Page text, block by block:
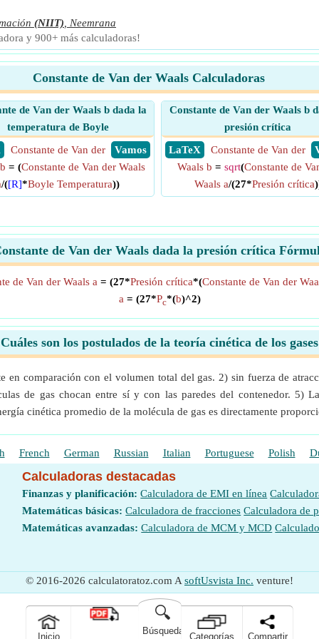
(NIIT)
Neemrana
y 900+ más calculadoras!
Constante de Van der Waals Calculadoras
de Van der Waals b dada la
temperatura de Boyle
​ Vamos
Constante de Van der
= (Constante de Van der Waals
/([R]*Boyle Temperatura))
Constante de Van der Waals b
presión crítica
​ LaTeX
Constante de Van der
Waals b = sqrt(Constante de
Waals a/(27*Presión crítica
de Van der Waals dada la presión crítica
de Van der Waals a = (27*Presión crítica*(Constante de Van der
a = (27*Pc*(b)^2)
son los postulados de la teoría cinética de los
comparación con el volumen total del gas. 2) sin fuerza de
de gas chocan entre sí y con las paredes del contenedor. 5)
cinética promedio de la molécula de gas es directamente
French German Russian Italian Portuguese Polish
Calculadoras destacadas
Finanzas y planificación: Calculadora de EMI en línea
Matemáticas básicas: Calculadora de fracciones Calculadora de
Matemáticas avanzadas: Calculadora de MCM y MCD
© 2016-2026 calculatoratoz.com A softUsvista Inc. venture!
Inicio
🔍
Búsqueda Categorías Compartir